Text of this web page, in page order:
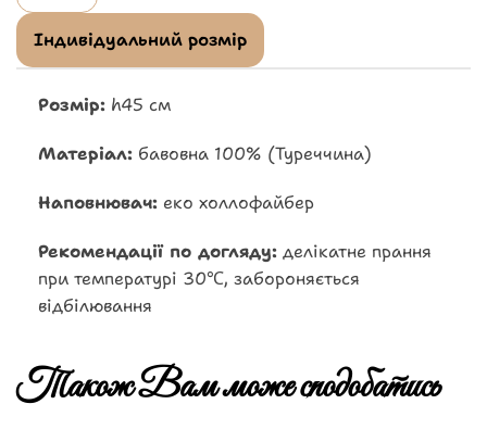
Індивідуальний розмір
Розмір: h45 см
Матеріал: бавовна 100% (Туреччина)
Наповнювач: еко холлофайбер
Рекомендації по догляду: делікатне прання
при температурі 30℃, забороняється
відбілювання
Також Вам може сподобатись